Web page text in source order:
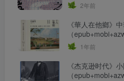
2年前
《華人在他鄉》
（
1年前
《杰克逊时代》
（